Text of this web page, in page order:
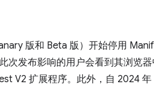
版和 Beta 版）开始停用
次发布影响的用户会看到其浏览
V2 扩展程序。此外，自 2024